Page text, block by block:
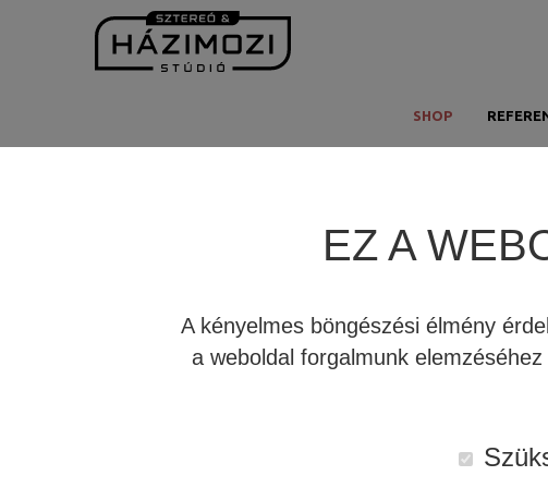
SHOP
STÚDIÓ MONITOR
EZ A
A kényelmes böngészési élmény
a weboldal forgalmunk